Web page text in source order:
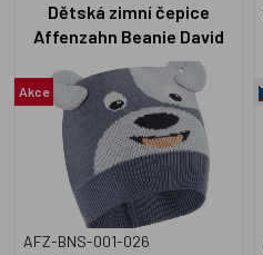
Dětská zimní čepice
Affenzahn Beanie David
Akce
AFZ-BNS-001-026